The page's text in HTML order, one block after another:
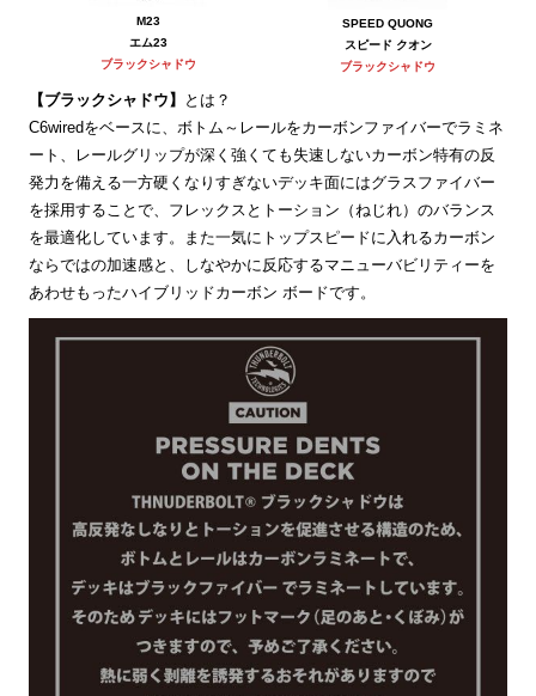
M23
エム23
ブラックシャドウ
SPEED QUONG
スピード クオン
ブラックシャドウ
【ブラックシャドウ】
とは？
C6wiredをベースに、ボトム～レールをカーボンファイバーでラミネ
ート、レールグリップが深く強くても失速しないカーボン特有の反
発力を備える一方硬くなりすぎないデッキ面にはグラスファイバー
を採用することで、フレックスとトーション（ねじれ）のバランス
を最適化しています。また一気にトップスピードに入れるカーボン
ならではの加速感と、しなやかに反応するマニューバビリティーを
あわせもったハイブリッドカーボン ボードです。